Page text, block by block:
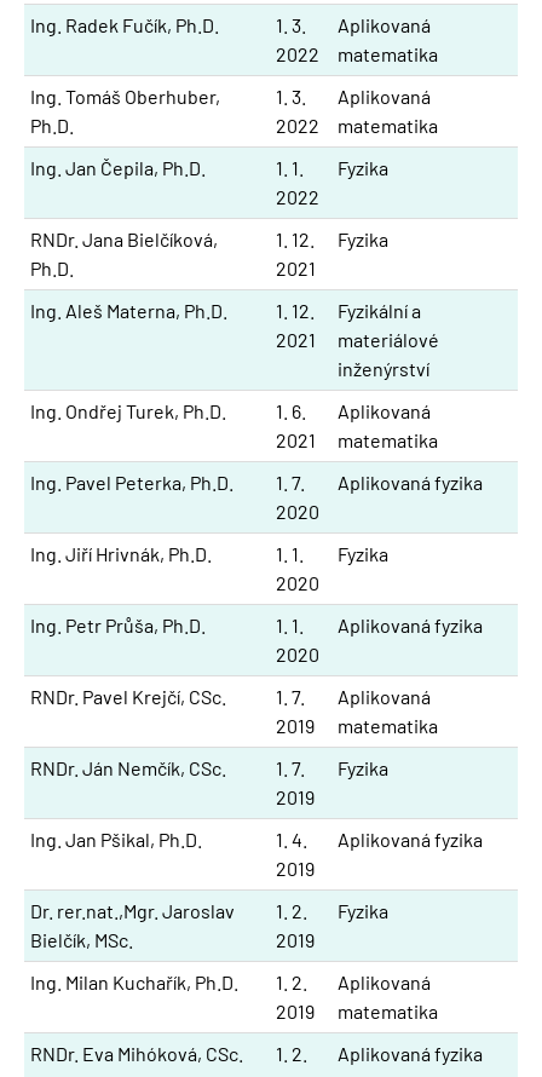
Ing. Radek Fučík, Ph.D.
1. 3.
2022
Aplikovaná
matematika
Ing. Tomáš Oberhuber,
Ph.D.
1. 3.
2022
Aplikovaná
matematika
Ing. Jan Čepila, Ph.D.
1. 1.
2022
Fyzika
RNDr. Jana Bielčíková,
Ph.D.
1. 12.
2021
Fyzika
Ing. Aleš Materna, Ph.D.
1. 12.
2021
Fyzikální a
materiálové
inženýrství
Ing. Ondřej Turek, Ph.D.
1. 6.
2021
Aplikovaná
matematika
Ing. Pavel Peterka, Ph.D.
1. 7.
2020
Aplikovaná fyzika
Ing. Jiří Hrivnák, Ph.D.
1. 1.
2020
Fyzika
Ing. Petr Průša, Ph.D.
1. 1.
2020
Aplikovaná fyzika
RNDr. Pavel Krejčí, CSc.
1. 7.
2019
Aplikovaná
matematika
RNDr. Ján Nemčík, CSc.
1. 7.
2019
Fyzika
Ing. Jan Pšikal, Ph.D.
1. 4.
2019
Aplikovaná fyzika
Dr. rer.nat.,Mgr. Jaroslav
Bielčík, MSc.
1. 2.
2019
Fyzika
Ing. Milan Kuchařík, Ph.D.
1. 2.
2019
Aplikovaná
matematika
RNDr. Eva Mihóková, CSc.
1. 2.
Aplikovaná fyzika